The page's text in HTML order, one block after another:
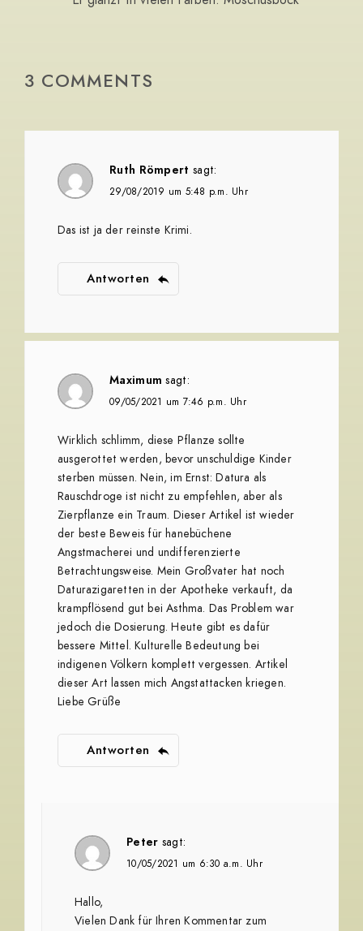
3 COMMENTS
Ruth Römpert sagt:
29/08/2019 um 5:48 p.m. Uhr
Das ist ja der reinste Krimi.
Antworten
Maximum sagt:
09/05/2021 um 7:46 p.m. Uhr
Wirklich schlimm, diese Pflanze sollte
ausgerottet werden, bevor unschuldige Kinder
sterben müssen. Nein, im Ernst: Datura als
Rauschdroge ist nicht zu empfehlen, aber als
Zierpflanze ein Traum. Dieser Artikel ist wieder
der beste Beweis für hanebüchene
Angstmacherei und undifferenzierte
Betrachtungsweise. Mein Großvater hat noch
Daturazigaretten in der Apotheke verkauft, da
krampflösend gut bei Asthma. Das Problem war
jedoch die Dosierung. Heute gibt es dafür
bessere Mittel. Kulturelle Bedeutung bei
indigenen Völkern komplett vergessen. Artikel
dieser Art lassen mich Angstattacken kriegen.
Liebe Grüße
Antworten
Peter sagt:
10/05/2021 um 6:30 a.m. Uhr
Hallo,
Vielen Dank für Ihren Kommentar zum